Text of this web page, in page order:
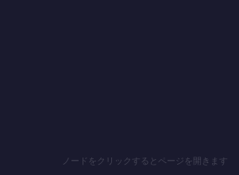
ノードをクリックするとページを開きます